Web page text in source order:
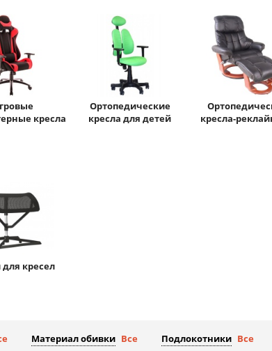
кресла
Ортопедические
кресла для детей
кресла-
кресел
Материал обивки Все Подлокотники Все